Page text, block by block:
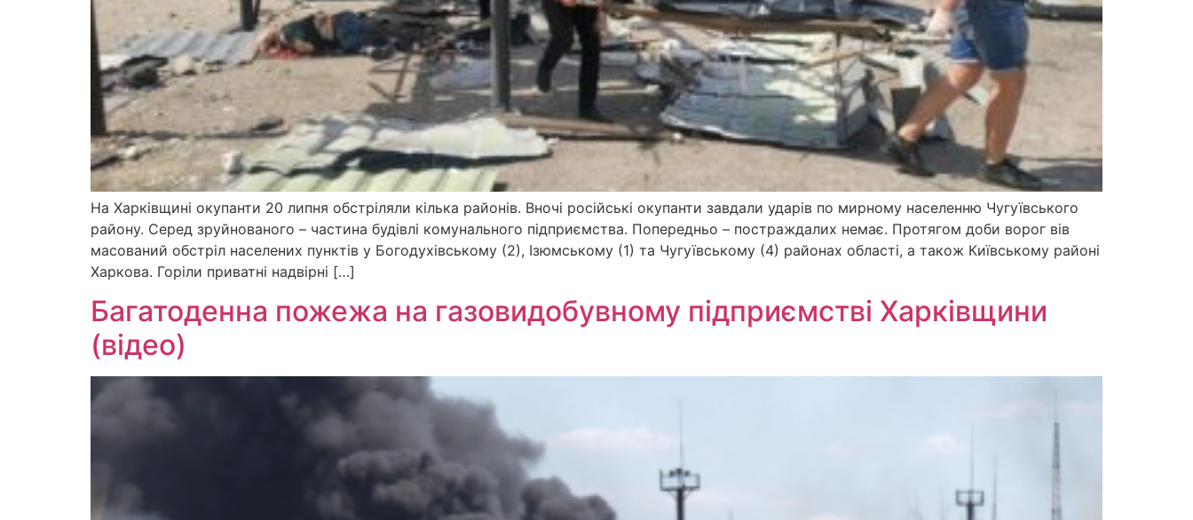
На Харківщині окупанти 20 липня обстріляли кілька районів. Вночі російські окупанти завдали ударів по мирному населенню Чугуївського
району. Серед зруйнованого – частина будівлі комунального підприємства. Попередньо – постраждалих немає. Протягом доби ворог вів
масований обстріл населених пунктів у Богодухівському (2), Ізюмському (1) та Чугуївському (4) районах області, а також Київському районі
Харкова. Горіли приватні надвірні […]
Багатоденна пожежа на газовидобувному підприємстві Харківщини
(відео)